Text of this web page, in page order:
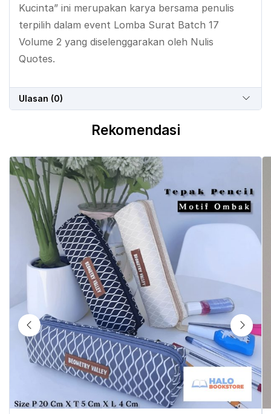
Kucinta” ini merupakan karya bersama penulis
terpilih dalam event Lomba Surat Batch 17
Volume 2 yang diselenggarakan oleh Nulis
Quotes.
Ulasan (0)
Rekomendasi